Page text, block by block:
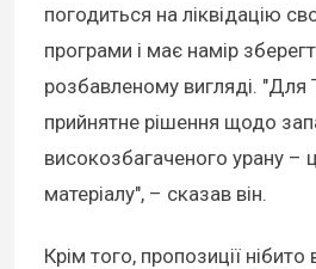
погодиться на ліквідацію
програми і має намір
розбавленому вигляді. "Для
прийнятне рішення щодо
високозбагаченого урану –
матеріалу", – сказав він.
Крім того, пропозиції